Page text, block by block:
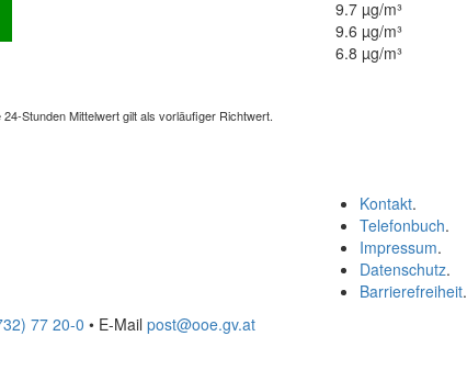
9.7 µg/m³
9.6 µg/m³
6.8 µg/m³
Stunden Mittelwert gilt als vorläufiger Richtwert.
Kontakt.
Telefonbuch.
Impressum.
Datenschutz.
Barrierefreiheit.
77 20-0 • E-Mail post@ooe.gv.at